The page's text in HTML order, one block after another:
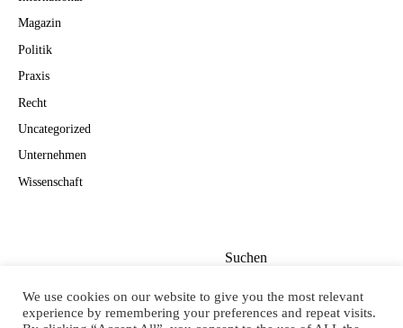
Magazin
Politik
Praxis
Recht
Uncategorized
Unternehmen
Wissenschaft
Suchen
We use cookies on our website to give you the most relevant
experience by remembering your preferences and repeat visits.